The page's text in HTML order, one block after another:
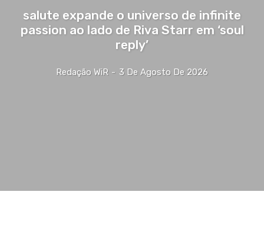
salute expande o universo de infinite
passion ao lado de Riva Starr em ‘soul
reply’
Redação WiR - 3 De Agosto De 2026